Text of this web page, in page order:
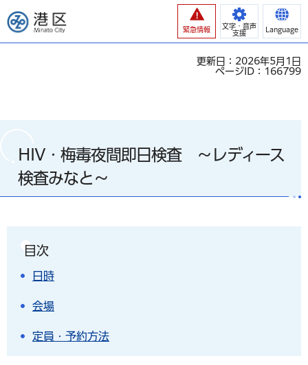
港区
緊急情報
文字・音声
支援
Language
更新日：2026年5月1日
ページID：166799
HIV・梅毒夜間即日検査 ～レディース
検査みなと～
目次
日時
会場
定員・予約方法